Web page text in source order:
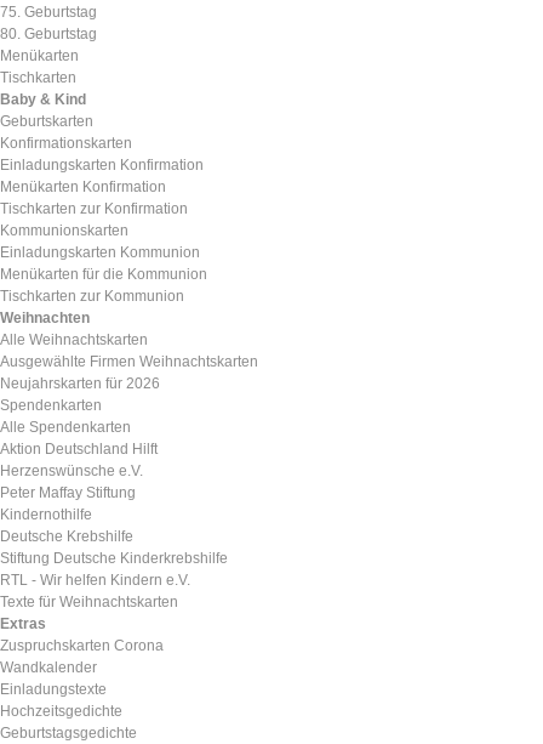
75. Geburtstag
80. Geburtstag
Menükarten
Tischkarten
Baby & Kind
Geburtskarten
Konfirmationskarten
Einladungskarten Konfirmation
Menükarten Konfirmation
Tischkarten zur Konfirmation
Kommunionskarten
Einladungskarten Kommunion
Menükarten für die Kommunion
Tischkarten zur Kommunion
Weihnachten
Alle Weihnachtskarten
Ausgewählte Firmen Weihnachtskarten
Neujahrskarten für 2026
Spendenkarten
Alle Spendenkarten
Aktion Deutschland Hilft
Herzenswünsche e.V.
Peter Maffay Stiftung
Kindernothilfe
Deutsche Krebshilfe
Stiftung Deutsche Kinderkrebshilfe
RTL - Wir helfen Kindern e.V.
Texte für Weihnachtskarten
Extras
Zuspruchskarten Corona
Wandkalender
Einladungstexte
Hochzeitsgedichte
Geburtstagsgedichte